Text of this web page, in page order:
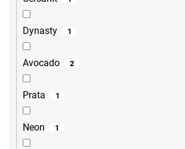
Dynasty 1
Avocado 2
Prata 1
Neon 1